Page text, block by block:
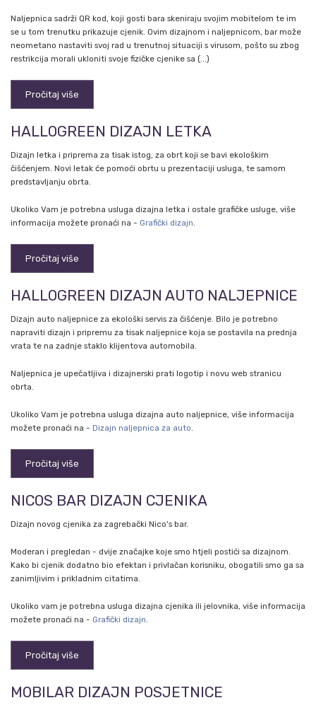
Naljepnica sadrži QR kod, koji gosti bara skeniraju svojim mobitelom te im
se u tom trenutku prikazuje cjenik. Ovim dizajnom i naljepnicom, bar može
neometano nastaviti svoj rad u trenutnoj situaciji s virusom, pošto su zbog
restrikcija morali ukloniti svoje fizičke cjenike sa (...)
Pročitaj više
HALLOGREEN DIZAJN LETKA
Dizajn letka i priprema za tisak istog, za obrt koji se bavi ekološkim
čišćenjem. Novi letak će pomoći obrtu u prezentaciji usluga, te samom
predstavljanju obrta.
Ukoliko Vam je potrebna usluga dizajna letka i ostale grafičke usluge, više
informacija možete pronaći na - Grafički dizajn.
Pročitaj više
HALLOGREEN DIZAJN AUTO NALJEPNICE
Dizajn auto naljepnice za ekološki servis za čišćenje. Bilo je potrebno
napraviti dizajn i pripremu za tisak naljepnice koja se postavila na prednja
vrata te na zadnje staklo klijentova automobila.
Naljepnica je upečatljiva i dizajnerski prati logotip i novu web stranicu
obrta.
Ukoliko Vam je potrebna usluga dizajna auto naljepnice, više informacija
možete pronaći na - Dizajn naljepnica za auto.
Pročitaj više
NICOS BAR DIZAJN CJENIKA
Dizajn novog cjenika za zagrebački Nico's bar.
Moderan i pregledan - dvije značajke koje smo htjeli postići sa dizajnom.
Kako bi cjenik dodatno bio efektan i privlačan korisniku, obogatili smo ga sa
zanimljivim i prikladnim citatima.
Ukoliko vam je potrebna usluga dizajna cjenika ili jelovnika, više informacija
možete pronaći na - Grafički dizajn.
Pročitaj više
MOBILAR DIZAJN POSJETNICE